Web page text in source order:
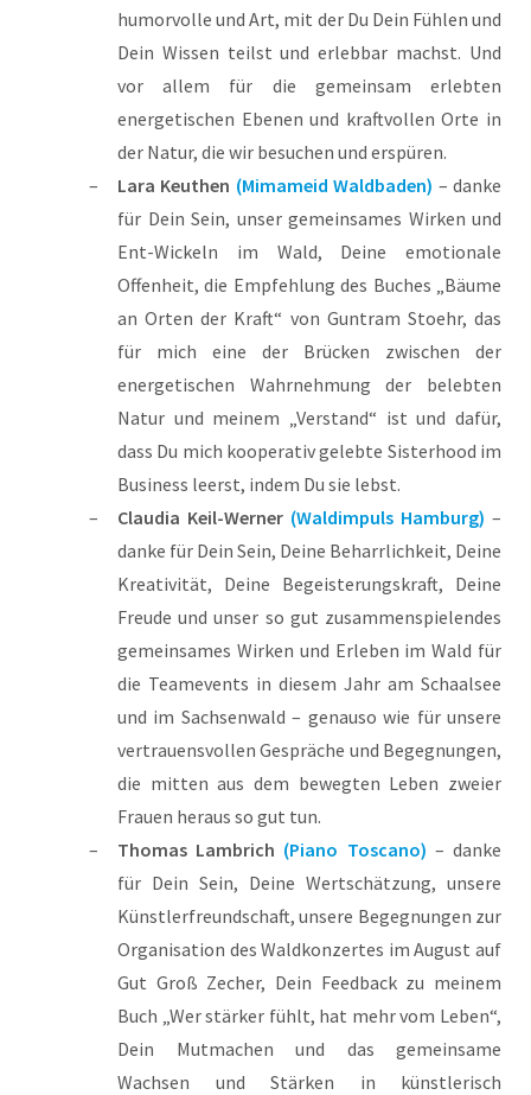
humorvolle und Art, mit der Du Dein Fühlen und
Dein Wissen teilst und erlebbar machst. Und
vor allem für die gemeinsam erlebten
energetischen Ebenen und kraftvollen Orte in
der Natur, die wir besuchen und erspüren.
Lara Keuthen (Mimameid Waldbaden) – danke
für Dein Sein, unser gemeinsames Wirken und
Ent-Wickeln im Wald, Deine emotionale
Offenheit, die Empfehlung des Buches „Bäume
an Orten der Kraft“ von Guntram Stoehr, das
für mich eine der Brücken zwischen der
energetischen Wahrnehmung der belebten
Natur und meinem „Verstand“ ist und dafür,
dass Du mich kooperativ gelebte Sisterhood im
Business leerst, indem Du sie lebst.
Claudia Keil-Werner (Waldimpuls Hamburg) –
danke für Dein Sein, Deine Beharrlichkeit, Deine
Kreativität, Deine Begeisterungskraft, Deine
Freude und unser so gut zusammenspielendes
gemeinsames Wirken und Erleben im Wald für
die Teamevents in diesem Jahr am Schaalsee
und im Sachsenwald – genauso wie für unsere
vertrauensvollen Gespräche und Begegnungen,
die mitten aus dem bewegten Leben zweier
Frauen heraus so gut tun.
Thomas Lambrich (Piano Toscano) – danke
für Dein Sein, Deine Wertschätzung, unsere
Künstlerfreundschaft, unsere Begegnungen zur
Organisation des Waldkonzertes im August auf
Gut Groß Zecher, Dein Feedback zu meinem
Buch „Wer stärker fühlt, hat mehr vom Leben“,
Dein Mutmachen und das gemeinsame
Wachsen und Stärken in künstlerisch